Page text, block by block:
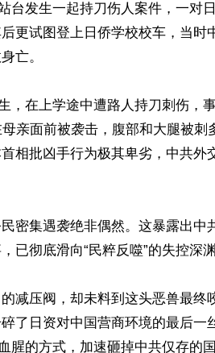
台发生一起持刀伤人案件，一对
更试图登上日侨学校校车，当时
亡。
，在上学途中遭路人持刀刺伤，
亲面前被袭击，腹部和大腿被刺
相批凶手行为极其卑劣，中共外
密集遇袭绝非偶然。这暴露出中
已彻底滑向“民粹反噬”的失控深渊
减压阀，却未料到这头恶兽最终
了日资对中国营商环境的最后一
腥的方式，加速砸掉中共仅存的